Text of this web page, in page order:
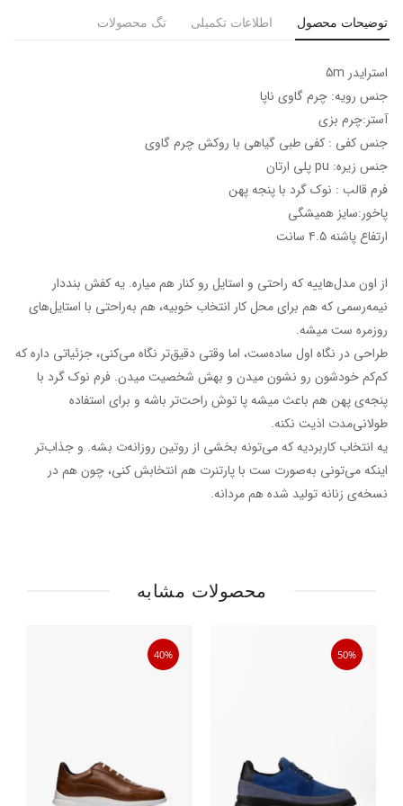
توضیحات محصول اطلاعات تکمیلی تگ محصولات
استرایدر 5m
جنس رویه: چرم گاوی ناپا
آستر:چرم بزی
جنس کفی : کفی طبی گیاهی با روکش چرم گاوی
جنس زیره: pu پلی ارتان
فرم قالب : نوک گرد با پنجه پهن
پاخور:سایز همیشگی
ارتفاع پاشنه ۴.۵ سانت
از اون مدل‌هاییه که راحتی و استایل رو کنار هم میاره. یه کفش بنددار
نیمه‌رسمی که هم برای محل کار انتخاب خوبیه، هم به‌راحتی با استایل‌های
روزمره ست میشه.
طراحی در نگاه اول ساده‌ست، اما وقتی دقیق‌تر نگاه می‌کنی، جزئیاتی داره که
کم‌کم خودشون رو نشون میدن و بهش شخصیت میدن. فرم نوک گرد با
پنجه‌ی پهن هم باعث میشه پا توش راحت‌تر باشه و برای استفاده
طولانی‌مدت اذیت نکنه.
یه انتخاب کاربردیه که می‌تونه بخشی از روتین روزانه‌ت بشه. و جذاب‌تر
اینکه می‌تونی به‌صورت ست با پارتنرت هم انتخابش کنی، چون هم در
نسخه‌ی زنانه تولید شده هم مردانه.
محصولات مشابه
50%
40%